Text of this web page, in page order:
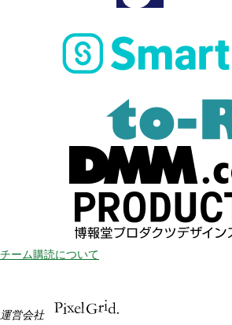
チーム購読について
運営会社